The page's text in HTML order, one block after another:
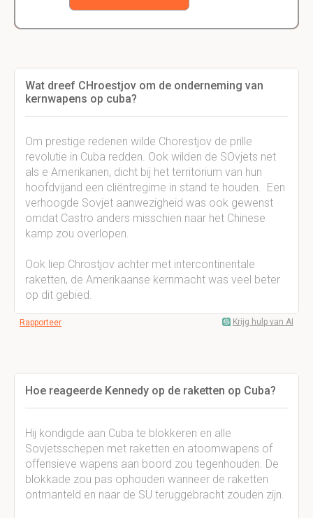
Wat dreef CHroestjov om de onderneming van
kernwapens op cuba?
Om prestige redenen wilde Chorestjov de prille
revolutie in Cuba redden. Ook wilden de SOvjets net
als e Amerikanen, dicht bij het territorium van hun
hoofdvijand een cliëntregime in stand te houden. Een
verhoogde Sovjet aanwezigheid was ook gewenst
omdat Castro anders misschien naar het Chinese
kamp zou overlopen.
Ook liep Chrostjov achter met intercontinentale
raketten, de Amerikaanse kernmacht was veel beter
op dit gebied.
Rapporteer Krijg hulp van AI
Hoe reageerde Kennedy op de raketten op Cuba?
Hij kondigde aan Cuba te blokkeren en alle
Sovjetsschepen met raketten en atoomwapens of
offensieve wapens aan boord zou tegenhouden. De
blokkade zou pas ophouden wanneer de raketten
ontmanteld en naar de SU teruggebracht zouden zijn.